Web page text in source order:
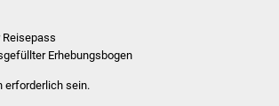
Erhebungsbogen
erforderlich sein.